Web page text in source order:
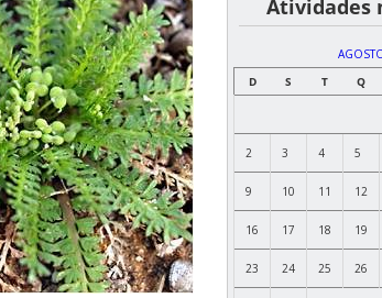
D
S T Q
2 3 4 5
9 10 11 12
16 17 18 19
23 24 25 26